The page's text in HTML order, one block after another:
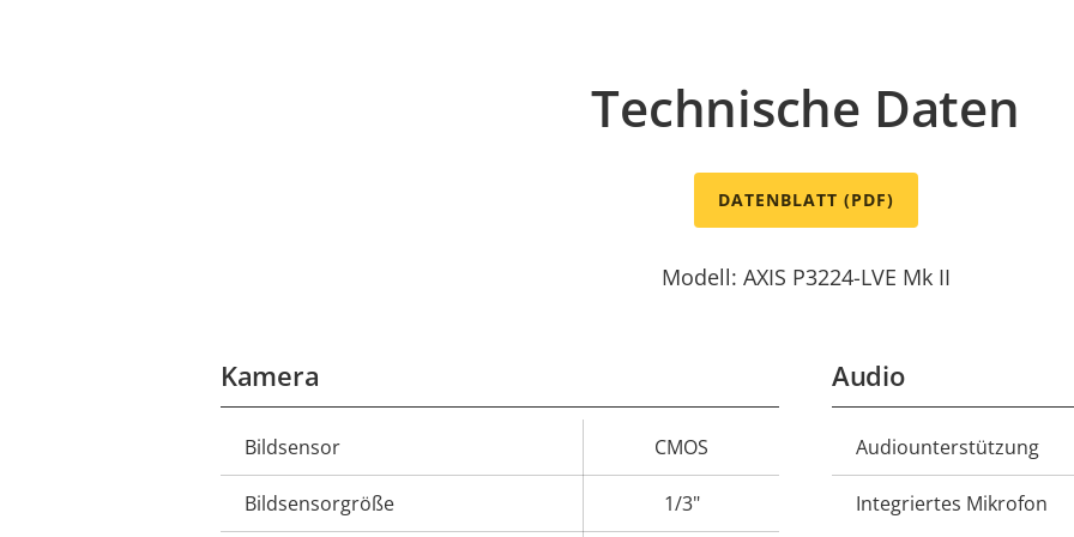
Technische Daten
DATENBLATT (PDF)
Modell: AXIS P3224-LVE Mk II
Kamera
Eigentumsbeschreibung Eigentumswert
Bildsensor CMOS
Bildsensorgröße 1/3"
Audio
Audiounterstützung
Integriertes Mikrofon